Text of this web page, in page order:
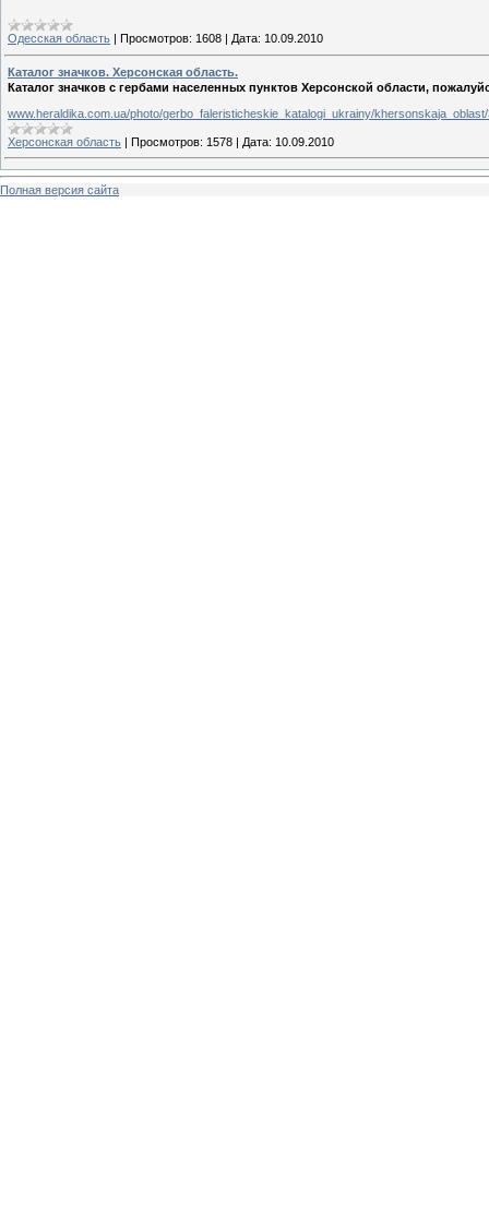
Одесская область Просмотров: 1608 Дата: 10.09.2010
Каталог значков. Херсонская область.
Каталог значков с гербами населенных пунктов Херсонской области,
www.heraldika.com.ua/photo/gerbo_faleristicheskie_katalogi_ukrainy/
Херсонская область | Просмотров: 1578 | Дата: 10.09.2010
Полная версия сайта